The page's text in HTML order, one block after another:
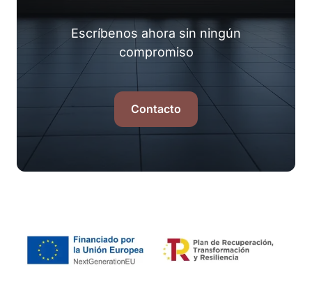
Escríbenos ahora sin ningún
compromiso
Contacto